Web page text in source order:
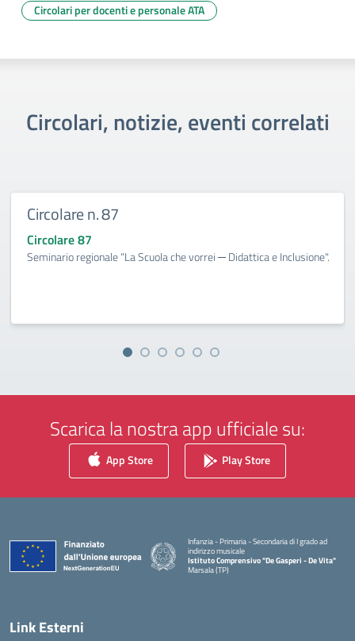
Circolari per docenti e personale ATA
Circolari, notizie, eventi correlati
Circolare n. 87
Circolare 87
Seminario regionale “La Scuola che vorrei ─ Didattica e Inclusione".
Scarica la nostra app ufficiale su:
App Store Play Store
Infanzia - Primaria - Secondaria di I grado ad
indirizzo musicale
Istituto Comprensivo "De Gasperi - De Vita"
Marsala (TP)
Link Esterni